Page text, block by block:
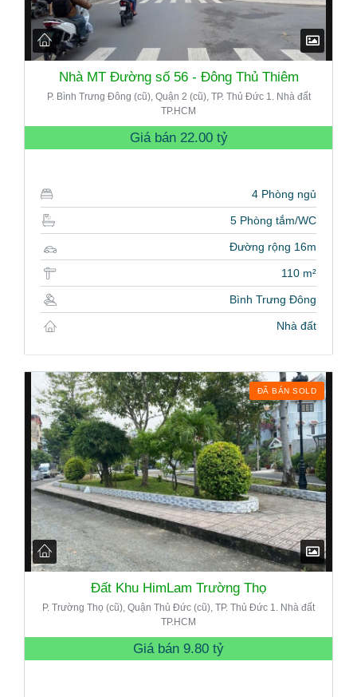
Nhà MT Đường số 56 - Đông Thủ Thiêm
P. Bình Trưng Đông (cũ), Quận 2 (cũ), TP. Thủ Đức 1. Nhà đất
TP.HCM
Giá bán 22.00 tỷ
4 Phòng ngủ
5 Phòng tắm/WC
Đường rộng 16m
110 m²
Bình Trưng Đông
Nhà đất
ĐÃ BÁN SOLD
Đất Khu HimLam Trường Thọ
P. Trường Thọ (cũ), Quận Thủ Đức (cũ), TP. Thủ Đức 1. Nhà đất
TP.HCM
Giá bán 9.80 tỷ